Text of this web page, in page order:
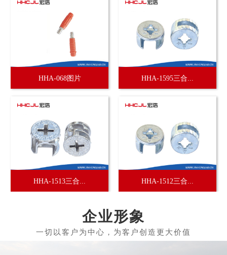
HHA-068图片 HHA-1595三合...
HHA-1513三合... HHA-1512三合...
企业形象